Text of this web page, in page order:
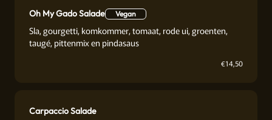
Oh My Gado Salade Vegan
Sla, gourgetti, komkommer, tomaat, rode ui, groenten,
taugé, pittenmix en pindasaus
€14,50
Carpaccio Salade